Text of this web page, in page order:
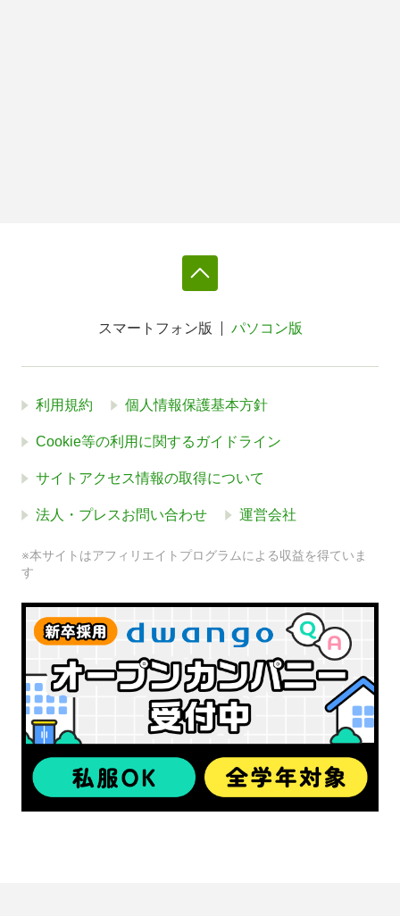
スマートフォン版 パソコン版
利用規約 個人情報保護基本方針
Cookie等の利用に関するガイドライン
サイトアクセス情報の取得について
法人・プレスお問い合わせ 運営会社
※本サイトはアフィリエイトプログラムによる収益を得ていま
す